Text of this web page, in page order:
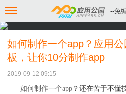
--免
如何制作一个app？应用
板，让你10分制作app
2019-09-12 09:15
如何制作一个app ？还在苦于不懂